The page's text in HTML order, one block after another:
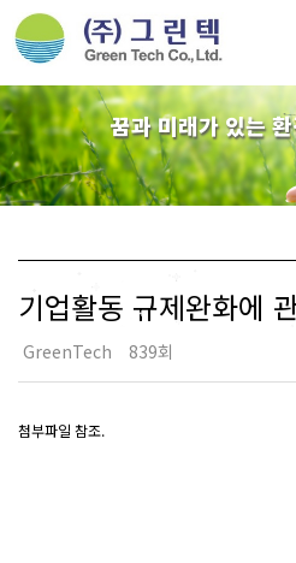
꿈과 미래가 있는
기업활동 규제완화에
GreenTech 839회
첨부파일 참조.